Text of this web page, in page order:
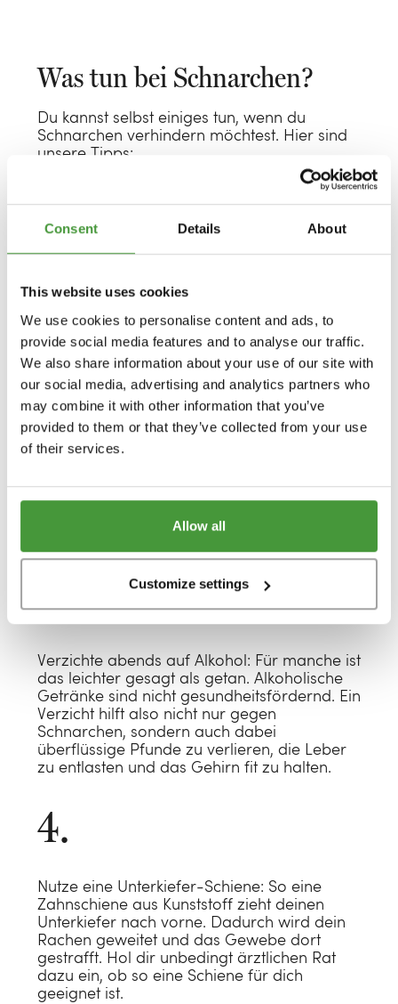
Consent Details About
This website uses cookies
We use cookies to personalise content and ads, to
provide social media features and to analyse our traffic.
We also share information about your use of our site with
our social media, advertising and analytics partners who
may combine it with other information that you’ve
provided to them or that they’ve collected from your use
of their services.
Allow all
Customize settings
Was tun bei Schnarchen?
Du kannst selbst einiges tun, wenn du
Schnarchen verhindern möchtest. Hier sind
unsere Tipps:
versuchen deine Schlafposition dauerhaft zu
verädern. Ein Seitenschläferkissenkann dir
dabei helfen.
Werde überflüssige Pfunde los: Wiegst du
mit deiner Ärztin oder deinem Arzt über eine
sinnvolle Diät oder Ernährungsumstellung
sprechen. Wer übergewichtig ist, schnarcht
Verzichte abends auf Alkohol: Für manche ist
das leichter gesagt als getan. Alkoholische
Getränke sind nicht gesundheitsfördernd. Ein
Verzicht hilft also nicht nur gegen
Schnarchen, sondern auch dabei
überflüssige Pfunde zu verlieren, die Leber
zu entlasten und das Gehirn fit zu halten.
Nutze eine Unterkiefer-Schiene: So eine
Zahnschiene aus Kunststoff zieht deinen
Unterkiefer nach vorne. Dadurch wird dein
Rachen geweitet und das Gewebe dort
gestrafft. Hol dir unbedingt ärztlichen Rat
dazu ein, ob so eine Schiene für dich
geeignet ist.